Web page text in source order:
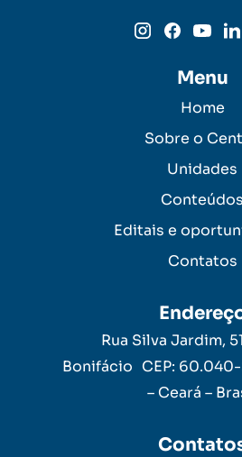
Menu
Home
Sobre o
Unidades
Conteúdos
Editais e
Contatos
Rua Silva Jardim,
Bonifácio CEP:
– Ceará –